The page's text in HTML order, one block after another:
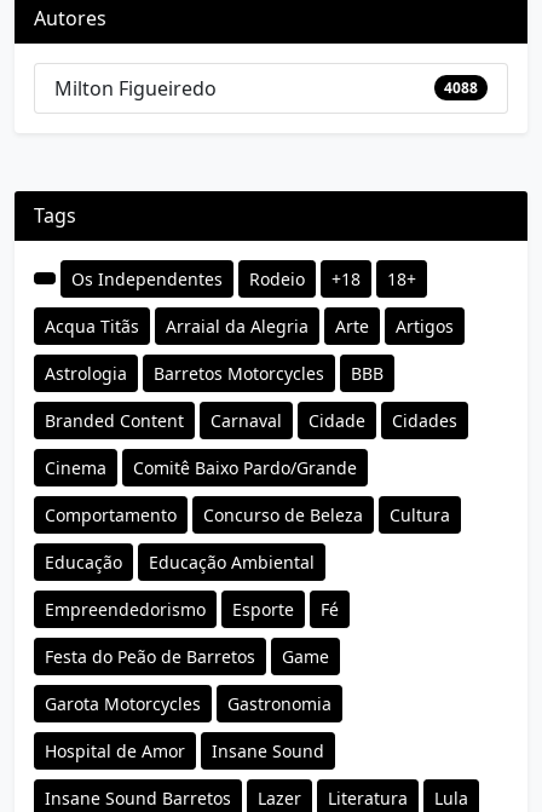
Autores
Milton Figueiredo 4088
Tags
Os Independentes Rodeio +18 18+
Acqua Titãs Arraial da Alegria Arte Artigos
Astrologia Barretos Motorcycles BBB
Branded Content Carnaval Cidade Cidades
Cinema Comitê Baixo Pardo/Grande
Comportamento Concurso de Beleza Cultura
Educação Educação Ambiental
Empreendedorismo Esporte Fé
Festa do Peão de Barretos Game
Garota Motorcycles Gastronomia
Hospital de Amor Insane Sound
Insane Sound Barretos Lazer Literatura Lula